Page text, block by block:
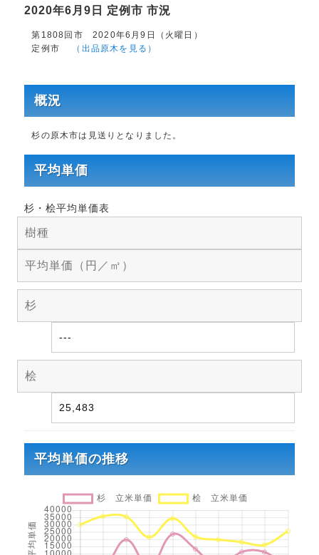
2020年6月9日 定例市 市況
第1808回市 2020年6月9日（火曜日）
定例市
（出品原木を見る）
概況
杉の原木市は見送りとなりました。
平均単価
杉・桧平均単価表
樹種
平均単価（円／㎥）
杉
---
桧
25,483
平均単価の推移